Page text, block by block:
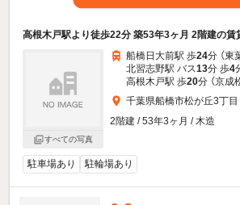
高根木戸駅より徒歩22分 築53年3ヶ月 2階建の賃
すべての写真
船橋日大前駅 歩24分 （東
北習志野駅 バス13分 歩4
高根木戸駅 歩20分 （京成
千葉県船橋市松が丘3丁目
2階建 / 53年3ヶ月 / 木造
駐車場あり 駐輪場あり